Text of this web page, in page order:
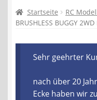
Kasse
Recycling,
Shop
Startseite RC
BRUSHLESS BUGGY 2WD
Sehr geehrter
nach über 20
Ecke haben wir